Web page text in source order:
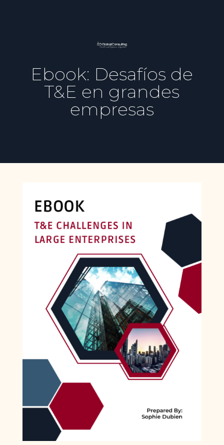
Ebook: Desafíos de
T&E en grandes
empresas